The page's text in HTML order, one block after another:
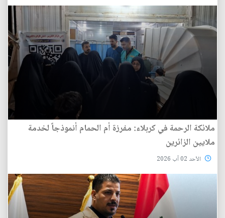
ملائكة الرحمة في كربلاء: مفرزة أم الحمام أنموذجاً لخدمة
ملايين الزائرين
الأحد 02 آب 2026